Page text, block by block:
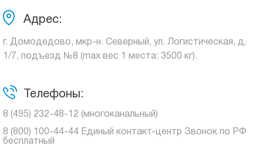
Адрес:
г. Домодедово, мкр-н. Северный, ул. Логистическая, д.
1/7, подъезд №8 (max вес 1 места: 3500 кг).
Телефоны:
8 (495) 232-48-12 (многоканальный)
8 (800) 100-44-44 Единый контакт-центр Звонок по РФ
бесплатный